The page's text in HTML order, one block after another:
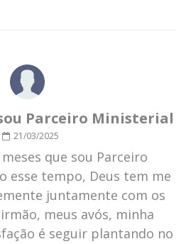
Parceiro Ministerial
21/03/2025
meses que sou Parceiro
esse tempo, Deus tem me
juntamente com os
meus avós, minha
é seguir plantando no